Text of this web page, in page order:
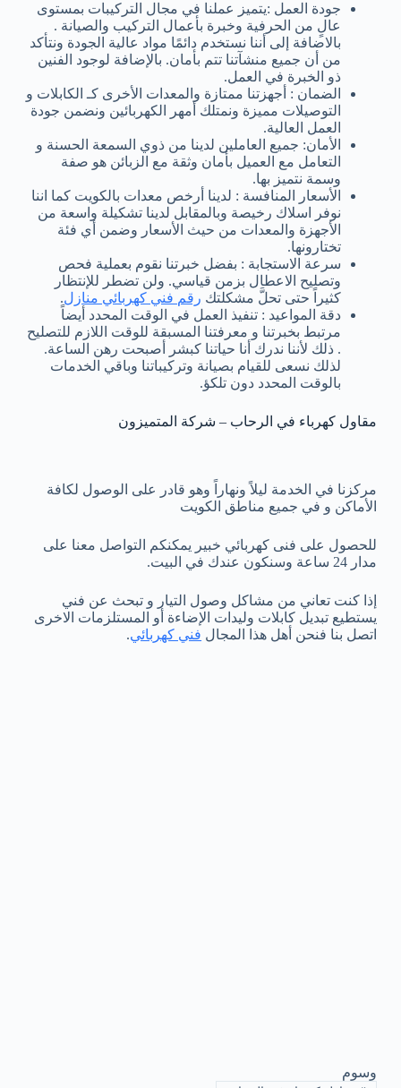
جودة العمل :يتميز عملنا في مجال التركيبات بمستوى
عالٍ من الحرفية وخبرة بأعمال التركيب والصيانة .
بالاضافة إلى أننا نستخدم دائمًا مواد عالية الجودة ونتأكد
من أن جميع منشآتنا تتم بأمان. بالإضافة لوجود الفنين
ذو الخبرة في العمل.
الضمان : أجهزتنا ممتازة والمعدات الأخرى كـ الكابلات و
التوصيلات مميزة ونمتلك أمهر الكهربائين ونضمن جودة
العمل العالية.
الأمان: جميع العاملين لدينا من ذوي السمعة الحسنة و
التعامل مع العميل بأمان وثقة مع الزبائن هو صفة
وسمة نتميز بها.
الأسعار المنافسة : لدينا أرخص معدات بالكويت كما اننا
نوفر اسلاك رخيصة وبالمقابل لدينا تشكيلة واسعة من
الأجهزة والمعدات من حيث الأسعار وضمن أي فئة
تختارونها.
سرعة الاستجابة : بفضل خبرتنا نقوم بعملية فحص
وتصليح الاعطال بزمن قياسي. ولن تضطر للإنتظار
كثيراً حتى تحلَّ مشكلتك رقم فني كهربائي منازل.
دقة المواعيد : تنفيذ العمل في الوقت المحدد أيضاً
مرتبط بخبرتنا و معرفتنا المسبقة للوقت اللازم للتصليح
. ذلك لأننا ندرك أنا حياتنا كبشر أصبحت رهن الساعة.
لذلك نسعى للقيام بصيانة وتركيباتنا وباقي الخدمات
بالوقت المحدد دون تلكؤ.
مقاول كهرباء في الرحاب – شركة المتميزون
مركزنا في الخدمة ليلاً ونهاراً وهو قادر على الوصول لكافة
الأماكن و في جميع مناطق الكويت
للحصول على فنى كهربائي خبير يمكنكم التواصل معنا على
مدار 24 ساعة وسنكون عندك في البيت.
إذا كنت تعاني من مشاكل وصول التيار و تبحث عن فني
يستطيع تبديل كابلات وليدات الإضاءة أو المستلزمات الاخرى
اتصل بنا فنحن أهل هذا المجال فني كهربائي.
وسوم